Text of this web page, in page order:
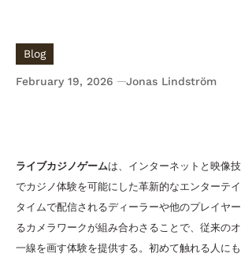
Blog
February 19, 2026 Jonas Lindström
ライブカジノゲームは、インターネットと映像
でカジノ体験を可能にした革新的なエンターテ
タイムで配信されるディーラーや他のプレイヤ
るカメラワークが組み合わさることで、従来の
一線を画す体験を提供する。初めて触れる人に